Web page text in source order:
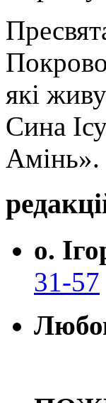
які
Сина
Амінь».
о.
31-57